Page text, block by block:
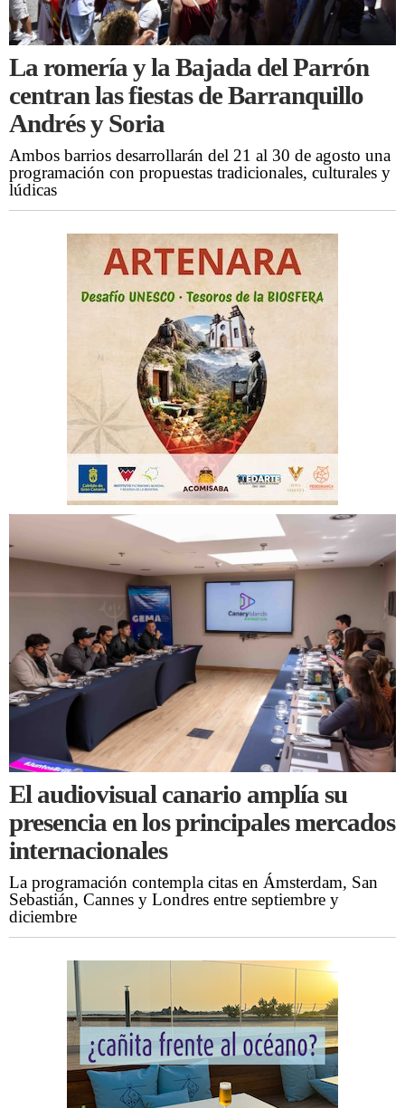
La romería y la Bajada del Parrón
centran las fiestas de Barranquillo
Andrés y Soria
Ambos barrios desarrollarán del 21 al 30 de agosto una
programación con propuestas tradicionales, culturales y
lúdicas
El audiovisual canario amplía su
presencia en los principales mercados
internacionales
La programación contempla citas en Ámsterdam, San
Sebastián, Cannes y Londres entre septiembre y
diciembre